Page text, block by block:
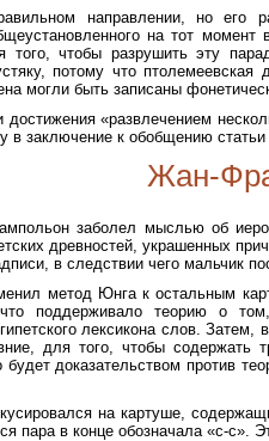
направлении, но его
на тот
того, чтобы разрушить эту
потому что птолемеевская
могли быть записаны
достижения «развлечением
в заключение к обобщению
Жан-
заболел мыслью об
древностей, украшенных
в следствии чего мальчик
метод Юнга к остальным
поддерживало теорию о
лексикона слов.
для того, чтобы
будет доказательством против
на картуше,
пара в конце обозначала «с-с».